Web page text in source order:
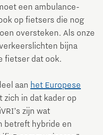
een ambulance-
op fietsers die nog
oversteken. Als onze
bijna
fietser dat ook.
aan het Europese
zich in dat kader op
zijn wat
betreft hybride en